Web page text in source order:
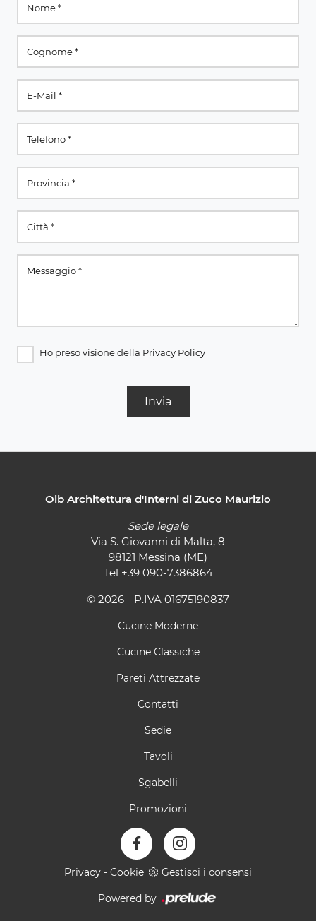
Ho preso visione della Privacy Policy
Invia
Olb Architettura d'Interni di Zuco Maurizio
Sede legale
Via S. Giovanni di Malta, 8
98121 Messina (ME)
Tel +39 090-7386864
© 2026 - P.IVA 01675190837
Cucine Moderne
Cucine Classiche
Pareti Attrezzate
Contatti
Sedie
Tavoli
Sgabelli
Promozioni
Privacy - Cookie Gestisci i consensi
Powered by